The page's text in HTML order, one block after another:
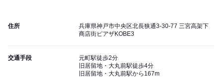
住所
兵庫県神戸市中央区北長狭通3-30-77 三宮高架下
商店街ピアザKOBE3
交通手段
元町駅徒歩2分
旧居留地・大丸前駅徒歩4分
旧居留地・大丸前駅から167m